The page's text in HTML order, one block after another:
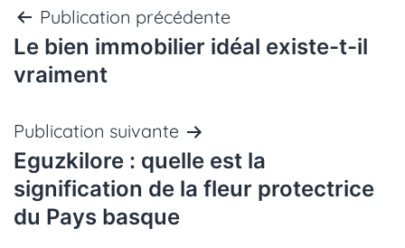
Navigation
de
l’article
Publication précédente
Le bien immobilier idéal existe-t-il
vraiment
Publication suivante
Eguzkilore : quelle est la
signification de la fleur protectrice
du Pays basque